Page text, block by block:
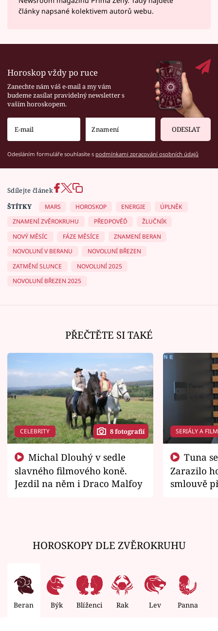
články napsané kolektivem autorů webu.
Horoskop vždy po ruce
Zanechte nám váš e-mail a my vám
budeme zasílat pravidelný newsletter s
vaším horoskopem.
ODESLAT
Odesláním formuláře souhlasíte s podmínkami zpracování osobních údajů
Sdílejte článek
ŠTÍTKY
MARS HOROSKOP ENERGIE
ÚPLNĚK
ZNAMENÍ ZVĚROKRUHU
PŘEDPOVĚĎ
ŽLUČNÍK
NOVÝ MĚSÍC
FÁZE MĚSÍCE
ZNAMENÍ BERAN
NOVOLUNÍ V BERANU
NOVOLUNÍ BŘEZEN
ZATMĚNÍ SLUNCE
NOVOLUNÍ 2025
NOVOLUNÍ BŘEZEN 2025
PŘEČTĚTE SI TAKÉ
CELEBRITY 8 fotografií
slavného filmového koně.
Jezdil na něm i Draco Malfoy
SERIÁLY A
Zarazilo
smlouvě
HOROSKOPY DLE ZVĚROKRUHU
Beran Býk Blíženci Rak Lev Panna